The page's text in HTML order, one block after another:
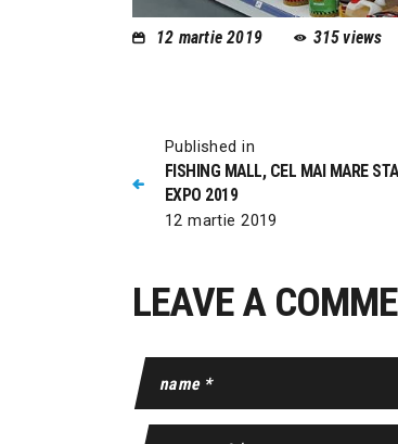
12 martie 2019 315views
Published in
FISHING MALL, CEL MAI MARE
EXPO 2019
12 martie 2019
LEAVE A